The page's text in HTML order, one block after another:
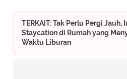
TERKAIT: Tak Perlu Pergi Jauh,
Staycation di Rumah yang
Waktu Liburan